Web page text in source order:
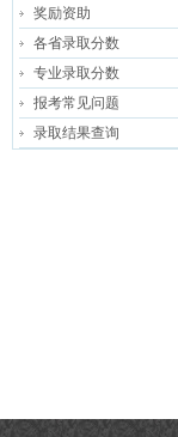
奖励资助
各省录取分数
专业录取分数
报考常见问题
录取结果查询